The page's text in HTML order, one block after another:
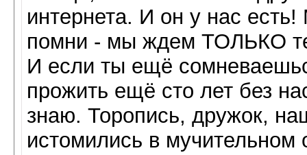
интернета. И он у нас
помни - мы ждем ТОЛЬКО
И если ты ещё
прожить ещё сто лет без
знаю. Торопись, дружок,
истомились в